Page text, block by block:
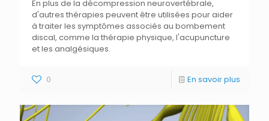
En plus de la décompression neurovertébrale,
d'autres thérapies peuvent être utilisées pour aider
à traiter les symptômes associés au bombement
discal, comme la thérapie physique, l'acupuncture
et les analgésiques.
0 En savoir plus